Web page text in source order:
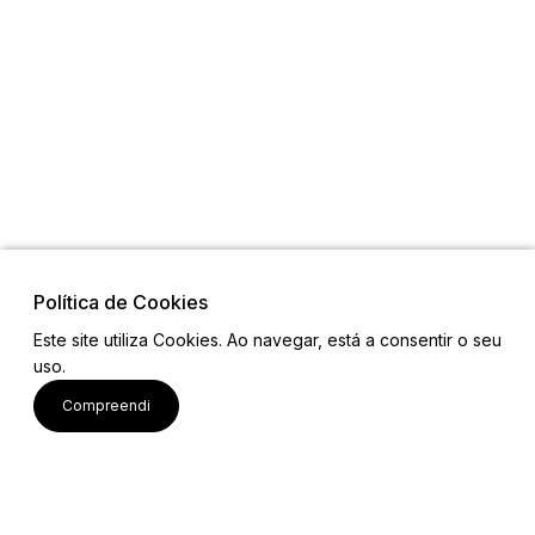
Política de Cookies
Este site utiliza Cookies. Ao navegar, está a consentir o seu
uso.
Compreendi
Links
Mapa do Site
Equipa